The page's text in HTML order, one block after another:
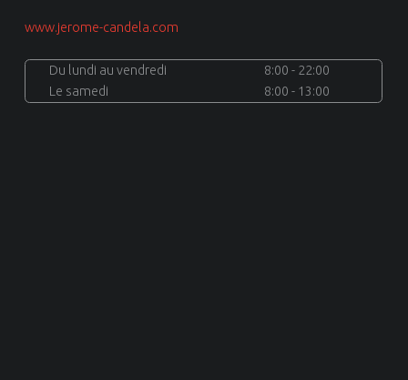
www.jerome-candela.com
Du lundi au vendredi
8:00 - 22:00
Le samedi
8:00 - 13:00